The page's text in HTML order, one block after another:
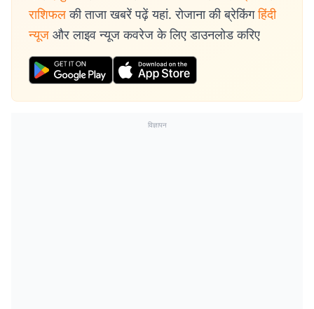
राशिफल की ताजा खबरें पढ़ें यहां. रोजाना की ब्रेकिंग हिंदी
न्यूज और लाइव न्यूज कवरेज के लिए डाउनलोड करिए
विज्ञापन